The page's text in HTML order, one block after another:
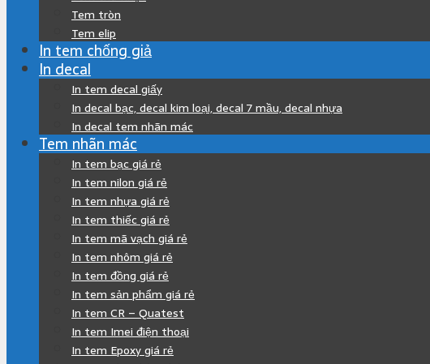
Tem tròn
Tem elip
In tem chống giả
In decal
In tem decal giấy
In decal bạc, decal kim loại, decal 7 mầu, decal nhựa
In decal tem nhãn mác
Tem nhãn mác
In tem bạc giá rẻ
In tem nilon giá rẻ
In tem nhựa giá rẻ
In tem thiếc giá rẻ
In tem mã vạch giá rẻ
In tem nhôm giá rẻ
In tem đồng giá rẻ
In tem sản phẩm giá rẻ
In tem CR – Quatest
In tem Imei điện thoại
In tem Epoxy giá rẻ